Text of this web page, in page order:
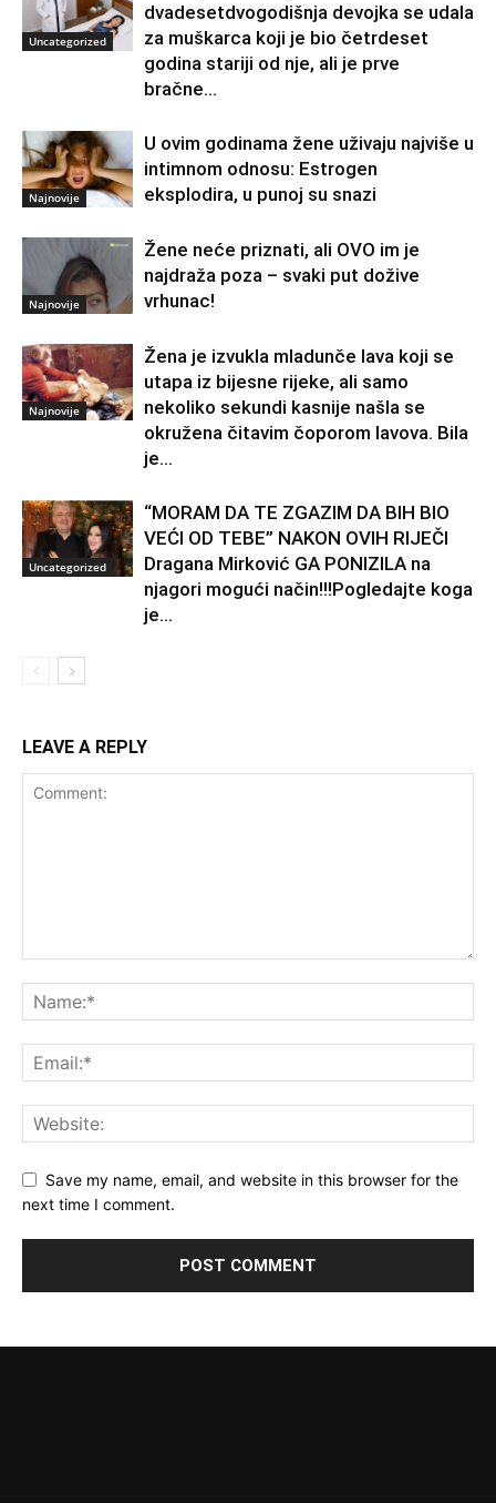
Uncategorized
dvadesetdvogodišnja devojka se udala
za muškarca koji je bio četrdeset
godina stariji od nje, ali je prve
bračne...
Najnovije
U ovim godinama žene uživaju najviše u
intimnom odnosu: Estrogen
eksplodira, u punoj su snazi
Najnovije
Žene neće priznati, ali OVO im je
najdraža poza – svaki put dožive
vrhunac!
Najnovije
Žena je izvukla mladunče lava koji se
utapa iz bijesne rijeke, ali samo
nekoliko sekundi kasnije našla se
okružena čitavim čoporom lavova. Bila
je...
Uncategorized
“MORAM DA TE ZGAZIM DA BIH BIO
VEĆI OD TEBE” NAKON OVIH RIJEČI
Dragana Mirković GA PONIZILA na
njagori mogući način!!!Pogledajte koga
je...
LEAVE A REPLY
Save my name, email, and website in this browser for the
next time I comment.